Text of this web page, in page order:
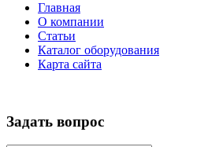
Главная
О компании
Статьи
Каталог оборудования
Карта сайта
Задать вопрос